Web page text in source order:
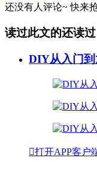
还没有人评论~ 快来
读过此文的还读过
DIY从入门
打开APP客户